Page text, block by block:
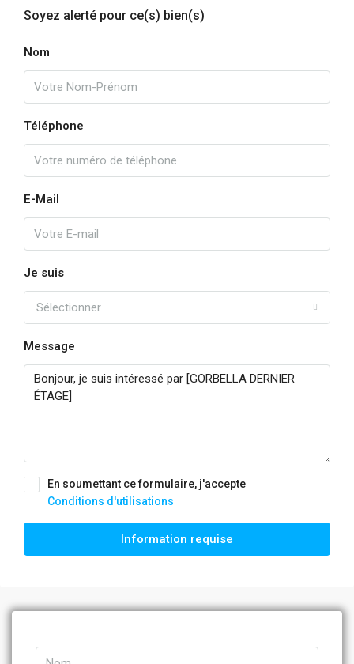
Soyez alerté pour ce(s) bien(s)
Nom
Téléphone
E-Mail
Je suis
Sélectionner
Message
En soumettant ce formulaire, j'accepte
Conditions d'utilisations
Information requise